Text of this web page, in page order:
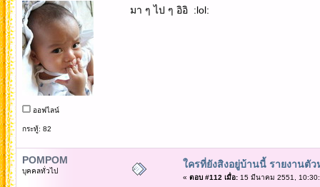
ออฟไลน์
กระทู้: 82
มา ๆ ไป ๆ อิอิ :lol:
POMPOM
บุคคลทั่วไป
ใครที่ยังสิงอยู่บ้านนี้ รายงานตัว
« ตอบ #112 เมื่อ:15 มีนาคม 2551,